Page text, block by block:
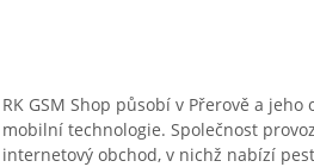
RK GSM Shop působí v Přerově a
mobilní technologie. Společnost
internetový obchod, v nichž nabízí